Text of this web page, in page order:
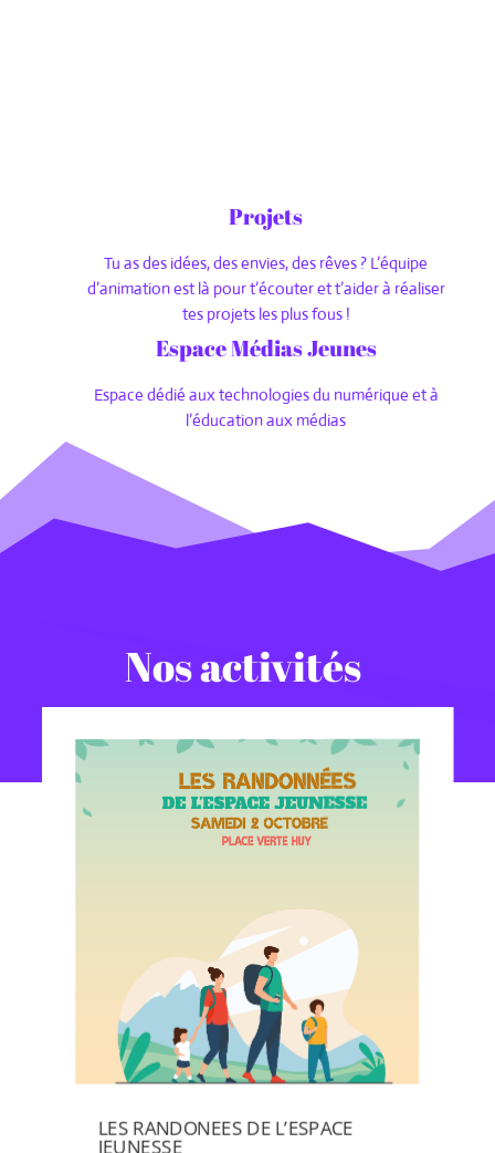
Projets
Tu as des idées, des envies, des rêves ? L’équipe
d’animation est là pour t’écouter et t’aider à réaliser
tes projets les plus fous !
Espace Médias Jeunes
Espace dédié aux technologies du numérique et à
l’éducation aux médias
Nos activités
LES RANDONEES DE L’ESPACE
JEUNESSE